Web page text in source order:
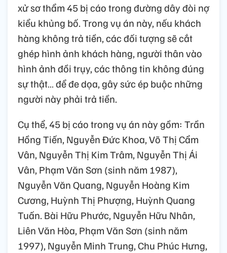
xử sơ thẩm 45 bị cáo trong đường dây đòi nợ
kiểu khủng bố. Trong vụ án này, nếu khách
hàng không trả tiền, các đối tượng sẽ cắt
ghép hình ảnh khách hàng, người thân vào
hình ảnh đồi trụy, các thông tin không đúng
sự thật… để đe dọa, gây sức ép buộc những
người này phải trả tiền.
Cụ thể, 45 bị cáo trong vụ án này gồm: Trần
Hồng Tiến, Nguyễn Đức Khoa, Võ Thị Cẩm
Vân, Nguyễn Thị Kim Trâm, Nguyễn Thị Ái
Vân, Phạm Văn Sơn (sinh năm 1987),
Nguyễn Văn Quang, Nguyễn Hoàng Kim
Cương, Huỳnh Thị Phượng, Huỳnh Quang
Tuấn. Bài Hữu Phước, Nguyễn Hữu Nhân,
Liên Văn Hòa, Phạm Văn Sơn (sinh năm
1997), Nguyễn Minh Trung, Chu Phúc Hưng,